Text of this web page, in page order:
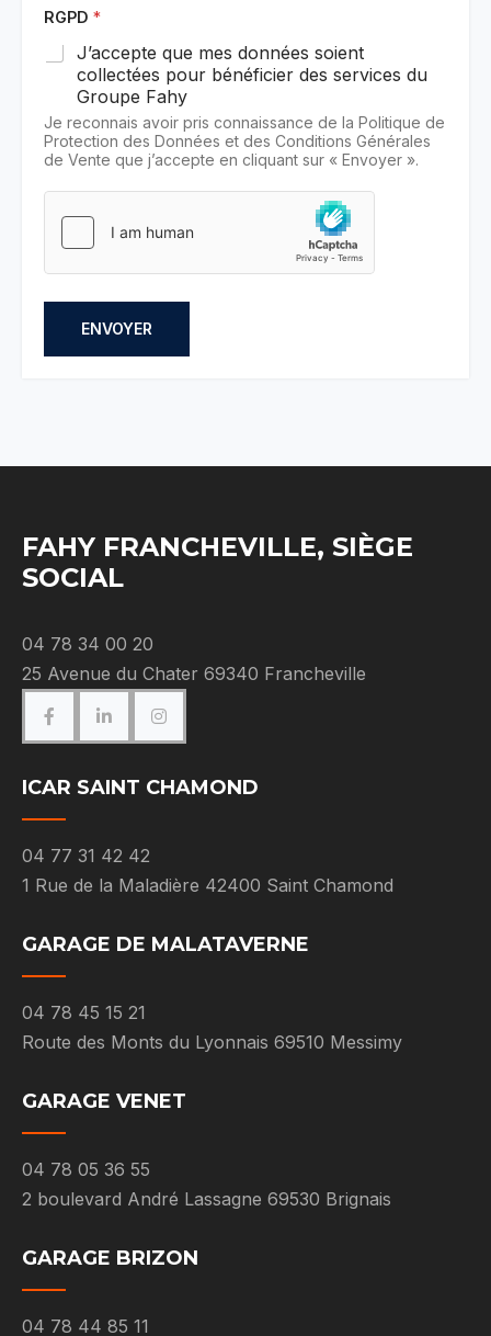
RGPD *
J’accepte que mes données soient
collectées pour bénéficier des services du
Groupe Fahy
Je reconnais avoir pris connaissance de la Politique de
Protection des Données et des Conditions Générales
de Vente que j’accepte en cliquant sur « Envoyer ».
ENVOYER
FAHY FRANCHEVILLE, SIÈGE
SOCIAL
04 78 34 00 20
25 Avenue du Chater 69340 Francheville
ICAR SAINT CHAMOND
04 77 31 42 42
1 Rue de la Maladière 42400 Saint Chamond
GARAGE DE MALATAVERNE
04 78 45 15 21
Route des Monts du Lyonnais 69510 Messimy
GARAGE VENET
04 78 05 36 55
2 boulevard André Lassagne 69530 Brignais
GARAGE BRIZON
04 78 44 85 11